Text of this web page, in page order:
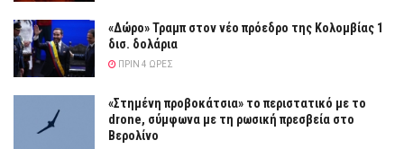
«Δώρο» Τραμπ στον νέο πρόεδρο της Κολομβίας 1
δισ. δολάρια
ΠΡΙΝ 4 ΏΡΕΣ
«Στημένη προβοκάτσια» το περιστατικό με το
drone, σύμφωνα με τη ρωσική πρεσβεία στο
Βερολίνο